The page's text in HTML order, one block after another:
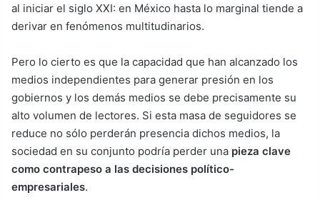
al iniciar el siglo XXI: en México hasta lo marginal tiende a
derivar en fenómenos multitudinarios.
Pero lo cierto es que la capacidad que han alcanzado los
medios independientes para generar presión en los
gobiernos y los demás medios se debe precisamente su
alto volumen de lectores. Si esta masa de seguidores se
reduce no sólo perderán presencia dichos medios, la
sociedad en su conjunto podría perder una pieza clave
como contrapeso a las decisiones político-
empresariales.